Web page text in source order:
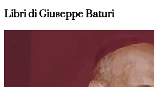
Libri di Giuseppe Baturi